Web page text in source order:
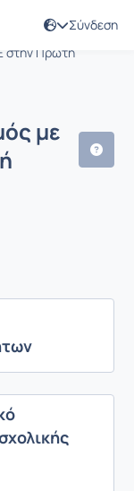
Σύνδεση
στην Πρώτη
με